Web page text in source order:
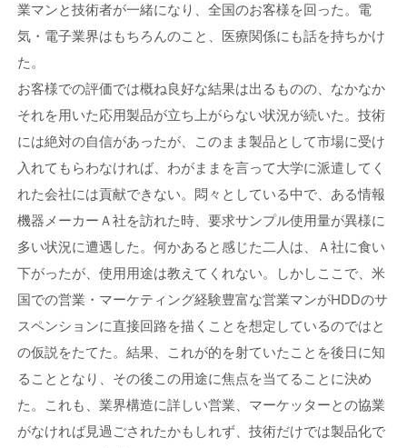
業マンと技術者が一緒になり、全国のお客様を回った。電
気・電子業界はもちろんのこと、医療関係にも話を持ちかけ
た。
お客様での評価では概ね良好な結果は出るものの、なかなか
それを用いた応用製品が立ち上がらない状況が続いた。技術
には絶対の自信があったが、このまま製品として市場に受け
入れてもらわなければ、わがままを言って大学に派遣してく
れた会社には貢献できない。悶々としている中で、ある情報
機器メーカーＡ社を訪れた時、要求サンプル使用量が異様に
多い状況に遭遇した。何かあると感じた二人は、Ａ社に食い
下がったが、使用用途は教えてくれない。しかしここで、米
国での営業・マーケティング経験豊富な営業マンがHDDのサ
スペンションに直接回路を描くことを想定しているのではと
の仮説をたてた。結果、これが的を射ていたことを後日に知
ることとなり、その後この用途に焦点を当てることに決め
た。これも、業界構造に詳しい営業、マーケッターとの協業
がなければ見過ごされたかもしれず、技術だけでは製品化で